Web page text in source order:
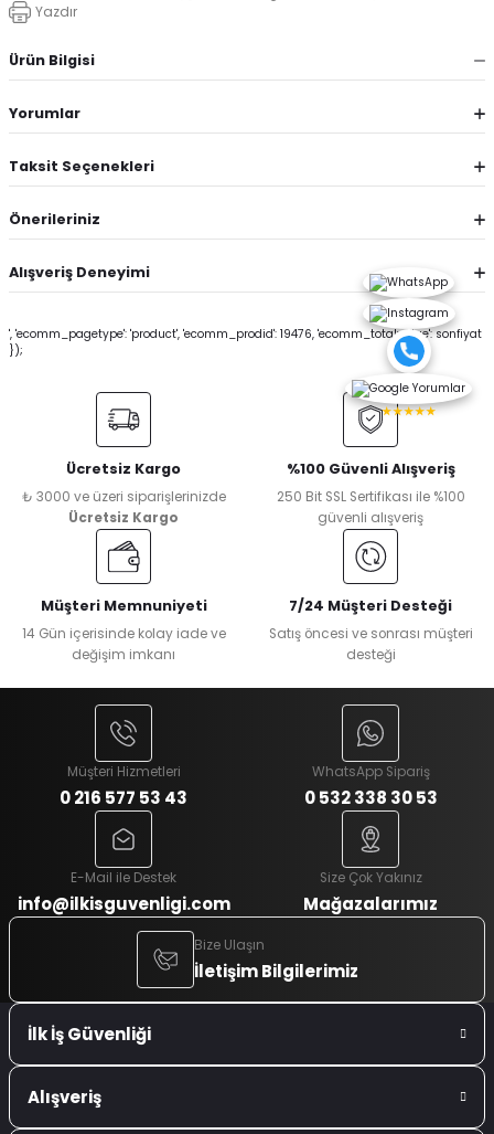
Yazdır
Ürün Bilgisi
Yorumlar
Taksit Seçenekleri
Önerileriniz
Alışveriş Deneyimi
', 'ecomm_pagetype': 'product', 'ecomm_prodid': 19476, 'ecomm_totalvalue': sonfiyat
});
Ücretsiz Kargo
₺ 3000 ve üzeri siparişlerinizde
Ücretsiz Kargo
%100 Güvenli Alışveriş
250 Bit SSL Sertifikası ile %100
güvenli alışveriş
Müşteri Memnuniyeti
14 Gün içerisinde kolay iade ve
değişim imkanı
7/24 Müşteri Desteği
Satış öncesi ve sonrası müşteri
desteği
Müşteri Hizmetleri
0 216 577 53 43
WhatsApp Sipariş
0 532 338 30 53
E-Mail ile Destek
info@ilkisguvenligi.com
Size Çok Yakınız
Mağazalarımız
Bize Ulaşın
İletişim Bilgilerimiz
İlk İş Güvenliği
Alışveriş
★★★★★